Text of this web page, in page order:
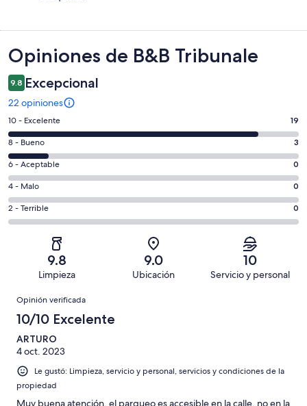
Opiniones
Opiniones de B&B Tribunale
9.8 Excepcional
22 opiniones
Puntuación
de
10,
es
decir,
Excelente.
Basada
en
opiniones
10 - Excelente 19
Puntuación
de
8,
es
decir,
Bueno.
opiniones
8 - Bueno 3
Puntuación
de
6,
es
decir,
Aceptable.
de
opiniones
6 - Aceptable 0
Puntuación
de
4,
Basada
de
opiniones
4 - Malo 0
Puntuación
de
Terrible.
Basada
de
22
opiniones
2 - Terrible 0
9.8
Limpieza
9.0
Ubicación
10
Servicio y personal
Opiniones
Opinión verificada
10/10 Excelente
ARTURO
4 oct. 2023
Le gustó: Limpieza, servicio y personal, servicios y condiciones de la
propiedad
Muy buena atención, el parqueo es accesible en la calle, no en la